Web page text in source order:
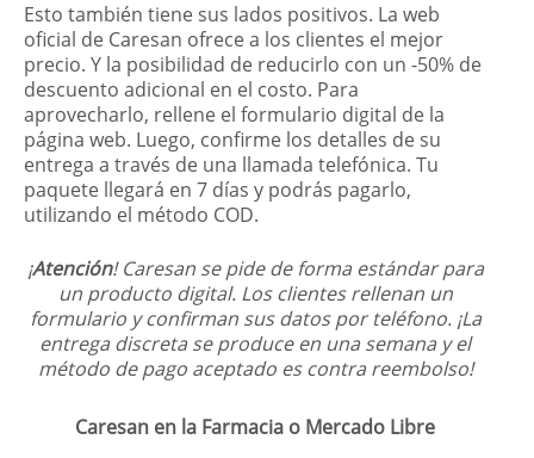
Esto también tiene sus lados positivos. La web
oficial de Caresan ofrece a los clientes el mejor
precio. Y la posibilidad de reducirlo con un -50% de
descuento adicional en el costo. Para
aprovecharlo, rellene el formulario digital de la
página web. Luego, confirme los detalles de su
entrega a través de una llamada telefónica. Tu
paquete llegará en 7 días y podrás pagarlo,
utilizando el método COD.
¡Atención! Caresan se pide de forma estándar para
un producto digital. Los clientes rellenan un
formulario y confirman sus datos por teléfono. ¡La
entrega discreta se produce en una semana y el
método de pago aceptado es contra reembolso!
Caresan en la Farmacia o Mercado Libre